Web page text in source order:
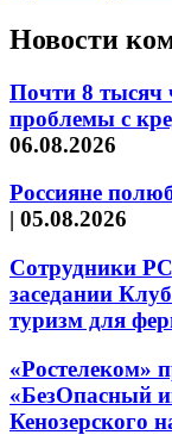
Новости
Почти 8 тысяч
проблемы с
06.08.2026
Россияне
| 05.08.2026
Сотрудники
заседании
туризм для
«Ростелеком»
«БезОпасный
Кенозерского